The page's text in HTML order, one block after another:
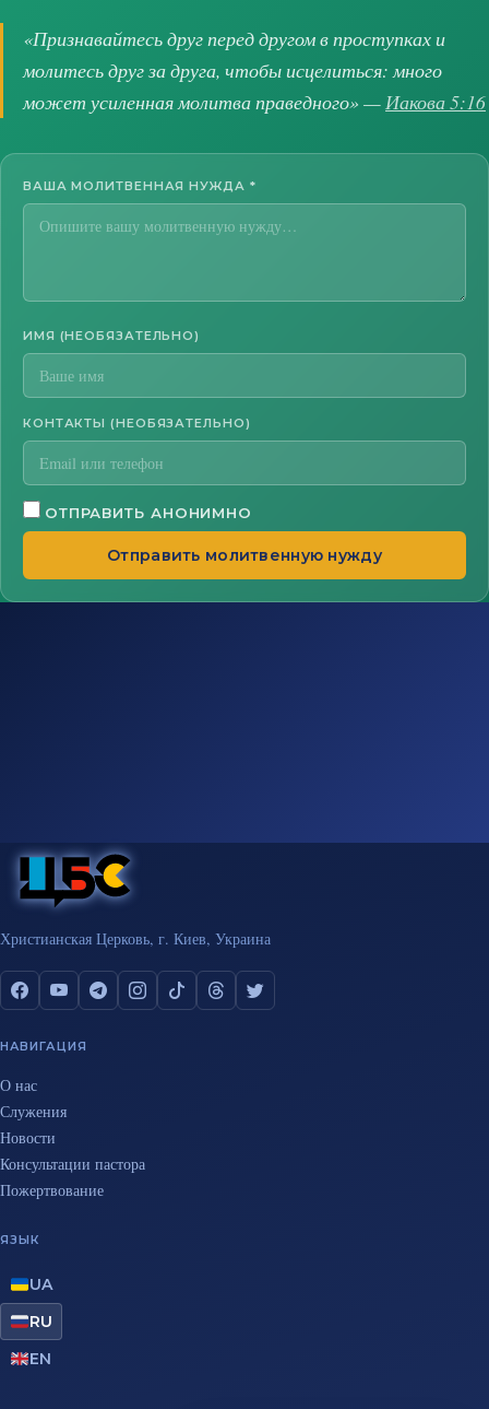
«Признавайтесь друг перед другом в проступках и
молитесь друг за друга, чтобы исцелиться: много
может усиленная молитва праведного» —Иакова 5:16
ВАША МОЛИТВЕННАЯ НУЖДА *
ИМЯ (НЕОБЯЗАТЕЛЬНО)
КОНТАКТЫ (НЕОБЯЗАТЕЛЬНО)
ОТПРАВИТЬ АНОНИМНО
Отправить молитвенную нужду
Христианская Церковь, г. Киев, Украина
НАВИГАЦИЯ
О нас
Служения
Новости
Консультации пастора
Пожертвование
ЯЗЫК
UA
RU
EN